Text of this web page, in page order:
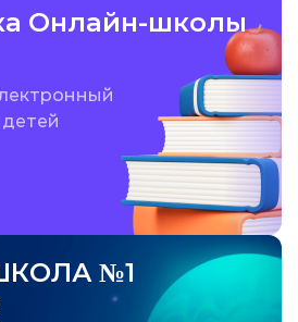
Онлайн-школы
№1